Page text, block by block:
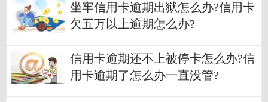
坐牢信用卡逾期出狱怎么办?信用卡
欠五万以上逾期怎么办?
信用卡逾期还不上被停卡怎么办?信
用卡逾期了怎么办一直没管?